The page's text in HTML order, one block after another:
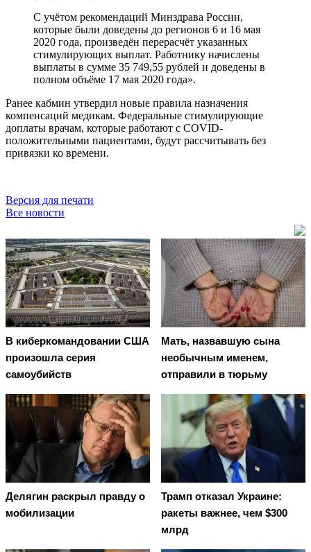
С учётом рекомендаций Минздрава России,
которые были доведены до регионов 6 и 16 мая
2020 года, произведён перерасчёт указанных
стимулирующих выплат. Работнику начислены
выплаты в сумме 35 749,55 рублей и доведены в
полном объёме 17 мая 2020 года».
Ранее кабмин утвердил новые правила назначения
компенсаций медикам. Федеральные стимулирующие
доплаты врачам, которые работают с COVID-
положительными пациентами, будут рассчитывать без
привязки ко времени.
Версия для печати
Все новости
В киберкомандовании США
произошла серия
самоубийств
Мать, назвавшую сына
необычным именем,
отправили в тюрьму
Делягин раскрыл правду о
мобилизации
Трамп отказал Украине:
ракеты важнее, чем $300
млрд